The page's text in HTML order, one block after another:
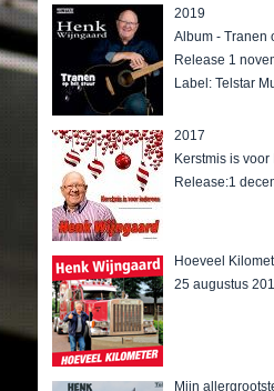
2019
Album - Tranen
Release 1
Label: Telstar
2017
Kerstmis is voor
Release:1
Hoeveel
25 augustus
Mijn